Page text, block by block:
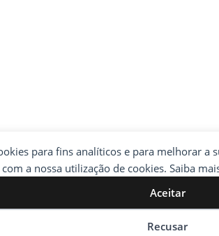
para fins analíticos e para melhorar a
a nossa utilização de cookies. Saiba
Aceitar
Recusar